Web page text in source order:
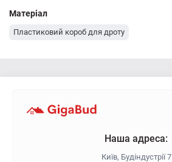
Матеріал
Пластиковий короб для дроту
Наша адреса:
Київ, Будіндустрії 7